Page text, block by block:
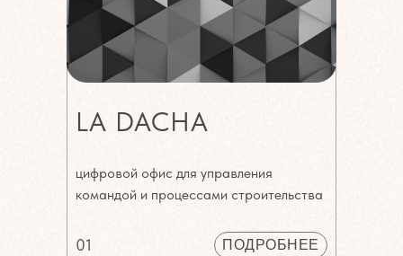
LA DACHA
цифровой офис для управления
командой и процессами строительства
01 ПОДРОБНЕЕ